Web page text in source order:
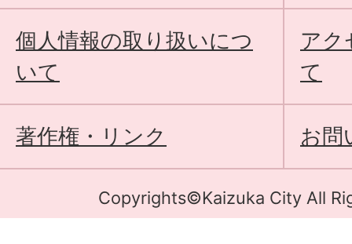
個人情報の取り扱いにつ
いて
アク
て
著作権・リンク お問
Copyrights©Kaizuka City All